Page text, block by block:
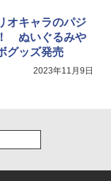
グ フルクローズ メ
ップアップテント P
ジュ
防水タープ 3×4.5m
ング UPF50+ UVカ
生地 遮光
オキャラのパジ
ぬいぐるみや
グッズ発売
2023年11月9日